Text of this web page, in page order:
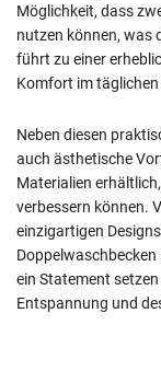
Möglichkeit, dass
nutzen können, was
führt zu einer
Komfort im täglichen
Neben diesen
auch ästhetische
Materialien
verbessern können.
einzigartigen
ein Statement
Entspannung und